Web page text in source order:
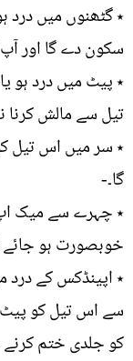
٭ گٹھنوں میں
سکون دے گا اور آپ
٭ پیٹ میں درد
تیل سے مالش کرنا
٭ سر میں اس تیل
گا۔-
٭ چہرے سے میک اپ
خوبصورت ہو
٭ اپینڈکس کے درد
سے اس تیل کو پیٹ
کو جلدی ختم